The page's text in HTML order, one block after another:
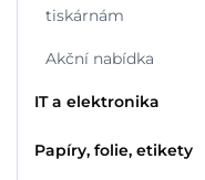
tiskárnám
Akční nabídka
IT a elektronika
Papíry, folie, etikety